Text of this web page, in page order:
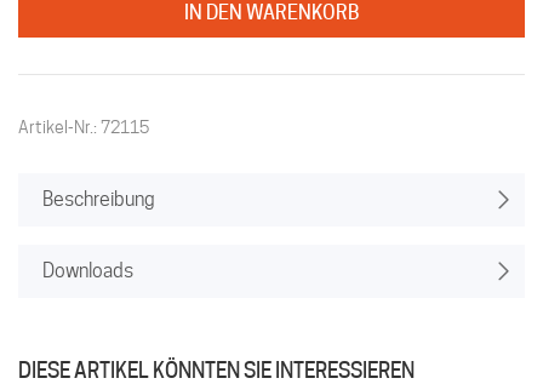
IN DEN WARENKORB
Artikel-Nr.: 72115
Beschreibung
Downloads
DIESE ARTIKEL KÖNNTEN SIE INTERESSIEREN